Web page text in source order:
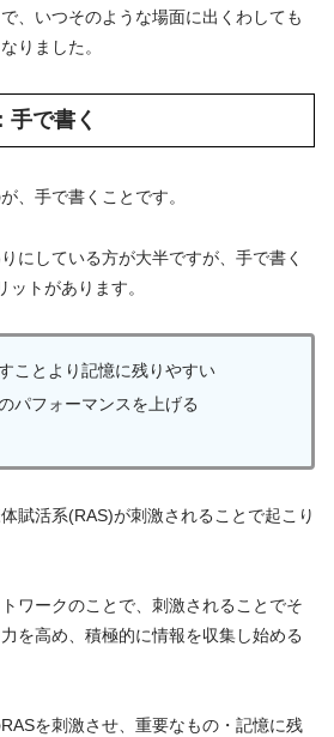
、いつそのような場面に出くわしても
りました。
で書く
、手で書くことです。
にしている方が大半ですが、手で書く
ットがあります。
ことより記憶に残りやすい
パフォーマンスを上げる
賦活系(RAS)が刺激されることで起こり
ワークのことで、刺激されることでそ
を高め、積極的に情報を収集し始める
を刺激させ、重要なもの・記憶に残